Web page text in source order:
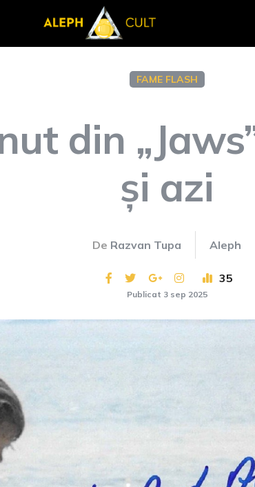
FAME FLASH
din
și azi
De Razvan Tupa Aleph
35
Publicat 3 sep 2025